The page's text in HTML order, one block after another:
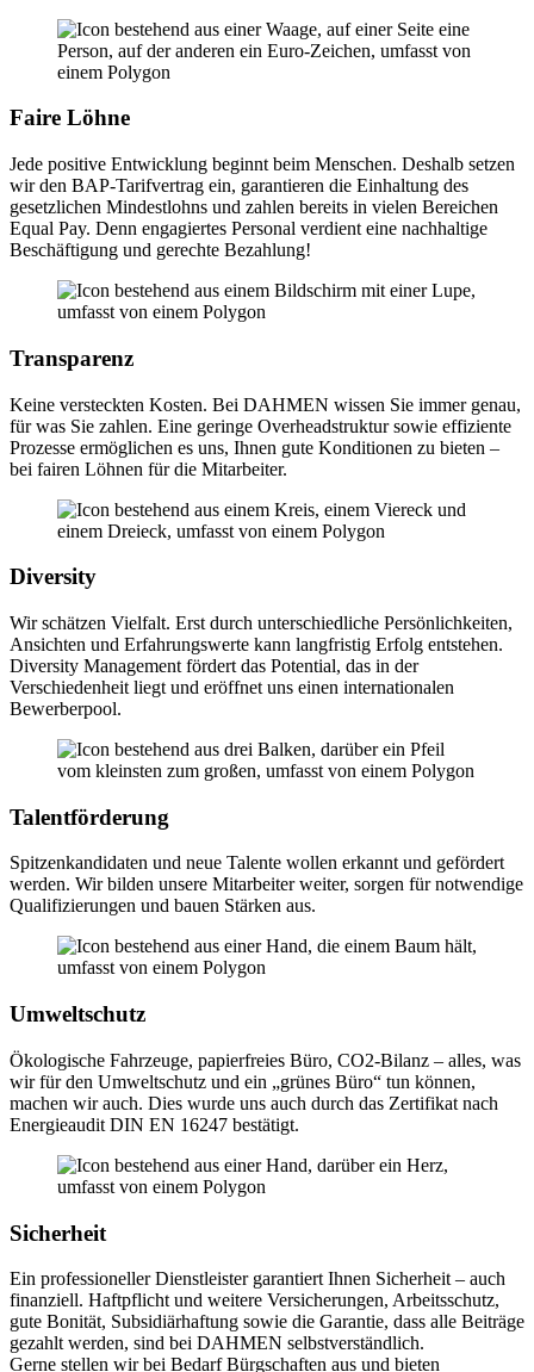
Faire Löhne
Jede positive Entwicklung beginnt beim Menschen. Deshalb setzen
wir den BAP-Tarifvertrag ein, garantieren die Einhaltung des
gesetzlichen Mindestlohns und zahlen bereits in vielen Bereichen
Equal Pay. Denn engagiertes Personal verdient eine nachhaltige
Beschäftigung und gerechte Bezahlung!
Transparenz
Keine versteckten Kosten. Bei DAHMEN wissen Sie immer genau,
für was Sie zahlen. Eine geringe Overheadstruktur sowie effiziente
Prozesse ermöglichen es uns, Ihnen gute Konditionen zu bieten –
bei fairen Löhnen für die Mitarbeiter.
Diversity
Wir schätzen Vielfalt. Erst durch unterschiedliche Persönlichkeiten,
Ansichten und Erfahrungswerte kann langfristig Erfolg entstehen.
Diversity Management fördert das Potential, das in der
Verschiedenheit liegt und eröffnet uns einen internationalen
Bewerberpool.
Talentförderung
Spitzenkandidaten und neue Talente wollen erkannt und gefördert
werden. Wir bilden unsere Mitarbeiter weiter, sorgen für notwendige
Qualifizierungen und bauen Stärken aus.
Umweltschutz
Ökologische Fahrzeuge, papierfreies Büro, CO2-Bilanz – alles, was
wir für den Umweltschutz und ein „grünes Büro“ tun können,
machen wir auch. Dies wurde uns auch durch das Zertifikat nach
Energieaudit DIN EN 16247 bestätigt.
Sicherheit
Ein professioneller Dienstleister garantiert Ihnen Sicherheit – auch
finanziell. Haftpflicht und weitere Versicherungen, Arbeitsschutz,
gute Bonität, Subsidiärhaftung sowie die Garantie, dass alle Beiträge
gezahlt werden, sind bei DAHMEN selbstverständlich.
Gerne stellen wir bei Bedarf Bürgschaften aus und bieten